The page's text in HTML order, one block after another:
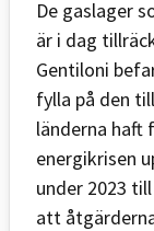
De gaslager
är i dag
Gentiloni
fylla på den
länderna haft
energikrisen
under 2023
att